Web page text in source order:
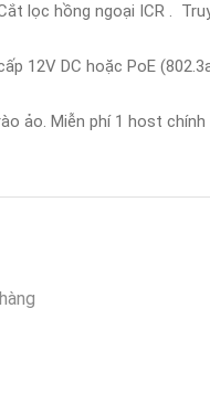
lọc hồng ngoại ICR .
12V DC hoặc PoE
ảo. Miễn phí 1 host chính